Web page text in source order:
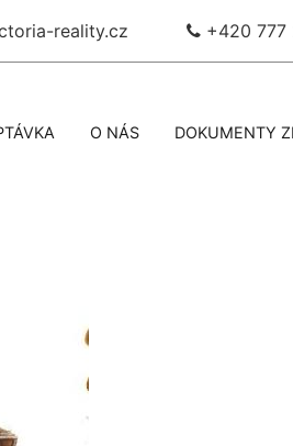
reality.cz +420 777
O NÁS DOKUMENTY